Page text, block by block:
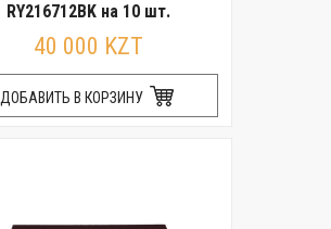
RY216712BK на 10 шт.
40 000 KZT
ДОБАВИТЬ В КОРЗИНУ